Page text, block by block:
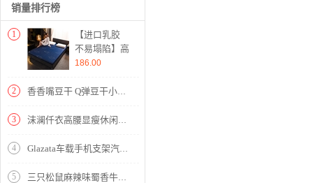
销量排行榜
1
【进口乳胶
不易塌陷】高
品质针织乳胶
【针织棉填充
乳胶蓝象】
186.00
2 香香嘴豆干 Q弹豆干小包装四川豆腐干 麻辣零食散装小吃多口味500g
3 沫澜仟衣高腰显瘦休闲裤女2020夏季薄款韩版宽松直筒时尚百搭女士裤子轻薄透气九分裤子女外穿 黑色 2XL
4 Glazata车载手机支架汽车手机支架自动导航重力感应车载支架车内导航配件出风口卡扣式汽车用品装饰品 枪色【轻质金属车载支架】
5 三只松鼠麻辣味蜀香牛肉 休闲零食肉干肉脯牛肉干手撕牛肉100g/袋